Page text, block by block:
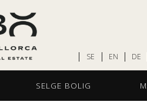
SE EN DE
SELGE BOLIG